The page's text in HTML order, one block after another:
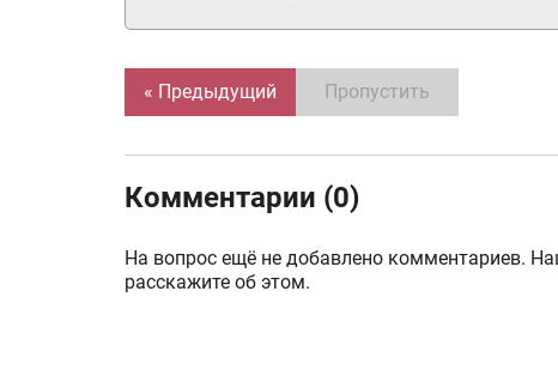
« Предыдущий Пропустить
Комментарии (0)
На вопрос ещё не добавлено комментариев.
расскажите об этом.